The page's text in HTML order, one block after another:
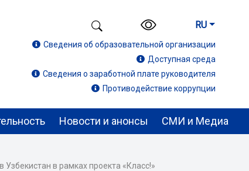
RU
Сведения об образовательной организации
Доступная среда
Сведения о заработной плате руководителя
Противодействие коррупции
Новости и анонсы СМИ и Медиа
в рамках проекта «Класс!»